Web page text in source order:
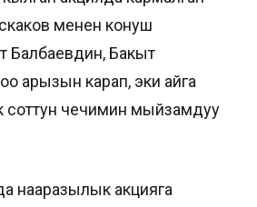
менен конуш
Балбаевдин, Бакыт
арызын карап, эки айга
соттун чечимин мыйзамдуу
нааразылык акцияга